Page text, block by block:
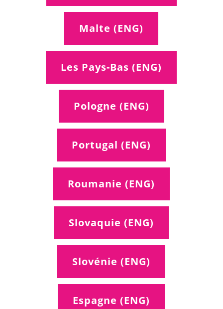
Malte (ENG)
Les Pays-Bas (ENG)
Pologne (ENG)
Portugal (ENG)
Roumanie (ENG)
Slovaquie (ENG)
Slovénie (ENG)
Espagne (ENG)